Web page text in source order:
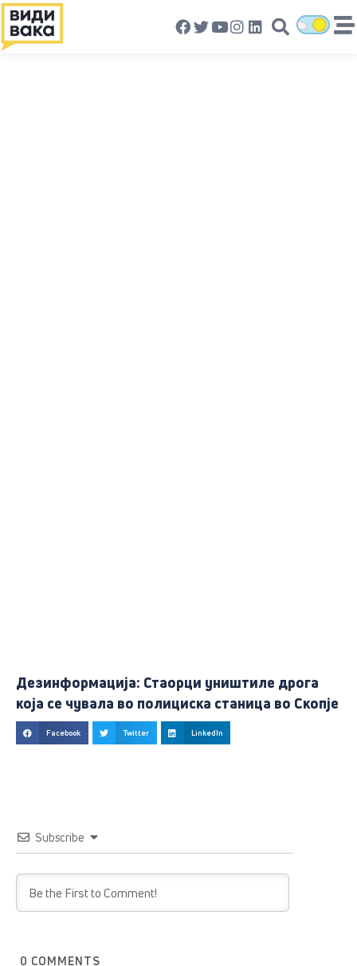
Дезинформација: Стаорци уништиле дрога
која се чувала во полициска станица во Скопје
Facebook Twitter LinkedIn
Subscribe
0 COMMENTS